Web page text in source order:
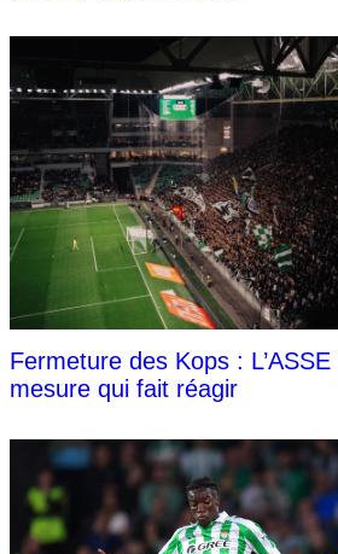
Fermeture des Kops :
mesure qui fait réagir